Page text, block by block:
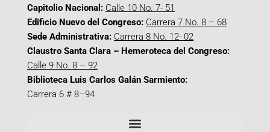
Capitolio Nacional: Calle 10 No. 7- 51
Edificio Nuevo del Congreso: Carrera 7 No. 8 – 68
Sede Administrativa: Carrera 8 No. 12- 02
Claustro Santa Clara – Hemeroteca del Congreso:
Calle 9 No. 8 – 92
Biblioteca Luis Carlos Galán Sarmiento:
Carrera 6 # 8–94